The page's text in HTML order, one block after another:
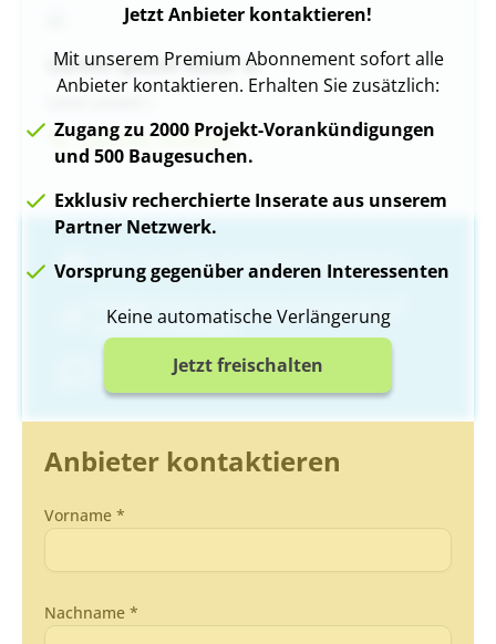
Lorem ipsum dolor si
Nummer Anzeigen
Einer von mehr als 80 Premium-Partnern
Projekte schon in der Vorvermarktung auf
Neubauprojekte.ch
Garantierte Antwort
Jetzt Anbieter kontaktieren!
Mit unserem Premium Abonnement sofort alle
Anbieter kontaktieren. Erhalten Sie zusätzlich:
Zugang zu 2000 Projekt-Vorankündigungen
und 500 Baugesuchen.
Exklusiv recherchierte Inserate aus unserem
Partner Netzwerk.
Vorsprung gegenüber anderen Interessenten
Keine automatische Verlängerung
Jetzt freischalten
Anbieter kontaktieren
Vorname *
Nachname *